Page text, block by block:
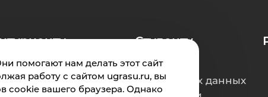
помогают нам делать этот сайт
работу с сайтом ugrasu.ru, вы
cookie вашего браузера. Однако
Студенту
Положение о защите персональных данных